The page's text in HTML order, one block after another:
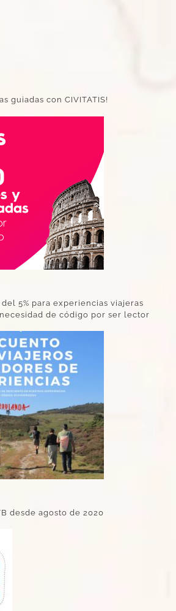
guiadas con CIVITATIS!
5% para experiencias viajeras
de código por ser lector
desde agosto de 2020